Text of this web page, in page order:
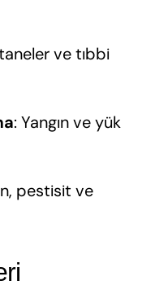
ve tıbbi
: Yangın ve yük
pestisit ve